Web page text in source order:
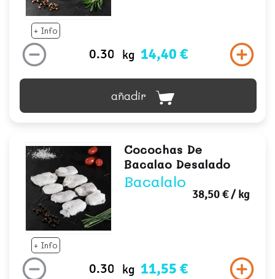
+ Info
kg 14,40 €
añadir
+ Info
Cocochas De
Bacalao Desalado
Bacalalo
38,50 €/ kg
kg 11,55 €